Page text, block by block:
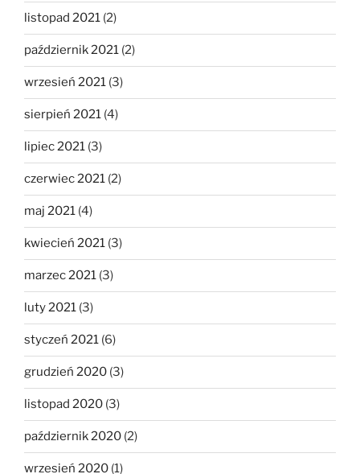
listopad 2021 (2)
październik 2021 (2)
wrzesień 2021 (3)
sierpień 2021 (4)
lipiec 2021 (3)
czerwiec 2021 (2)
maj 2021 (4)
kwiecień 2021 (3)
marzec 2021 (3)
luty 2021 (3)
styczeń 2021 (6)
grudzień 2020 (3)
listopad 2020 (3)
październik 2020 (2)
wrzesień 2020 (1)